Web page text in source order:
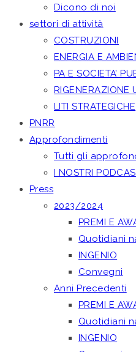
Dicono di noi
settori di attività
COSTRUZIONI
ENERGIA E
PA E SOCIETA’
RIGENERAZIONE
LITI STRATEGICHE
PNRR
Approfondimenti
Tutti gli
I NOSTRI
Press
2023/2024
PREMI E
Quotidiani
INGENIO
Convegni
Anni Precedenti
PREMI E
Quotidiani
INGENIO